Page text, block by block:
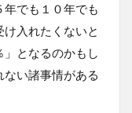
でも１０年でも
入れたくないと
となるのかもし
い諸事情がある